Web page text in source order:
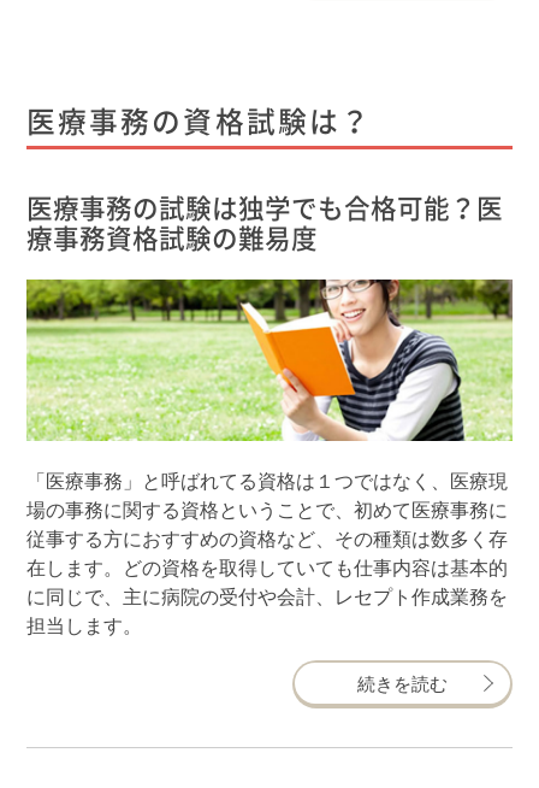
医療事務の資格試験は？
医療事務の試験は独学でも合格可能？医
療事務資格試験の難易度
「医療事務」と呼ばれてる資格は１つではなく、医療現
場の事務に関する資格ということで、初めて医療事務に
従事する方におすすめの資格など、その種類は数多く存
在します。どの資格を取得していても仕事内容は基本的
に同じで、主に病院の受付や会計、レセプト作成業務を
担当します。
続きを読む